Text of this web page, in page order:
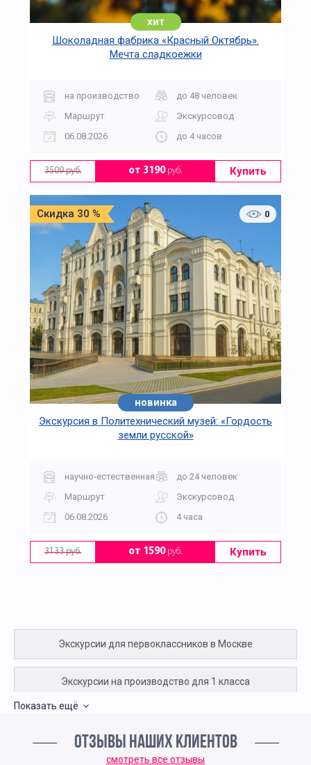
хит
Шоколадная фабрика «Красный Октябрь».
Мечта сладкоежки
на производство
до 48 человек
Маршрут
Экскурсовод
06.08.2026
до 4 часов
3509 руб. от 3190руб. Купить
Скидка 30 % 0
новинка
Экскурсия в Политехнический музей: «Гордость
земли русской»
научно-естественная
до 24 человек
Маршрут
Экскурсовод
06.08.2026
4 часа
3133 руб. от 1590руб. Купить
Экскурсии для первоклассников в Москве
Экскурсии на производство для 1 класса
Интересные экскурсии для детей в Москве 2 класс
Показать ещё
ОТЗЫВЫ НАШИХ КЛИЕНТОВ
смотреть все отзывы